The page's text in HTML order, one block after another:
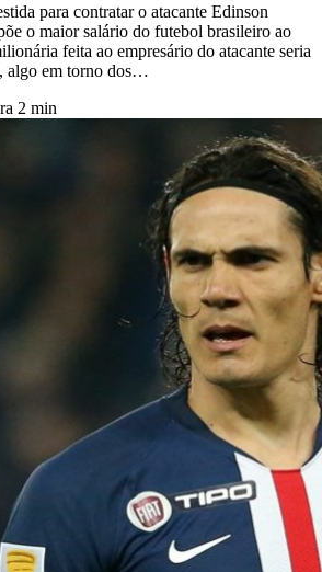
para contratar o atacante Edinson
o maior salário do futebol brasileiro ao
feita ao empresário do atacante seria
algo em torno dos…
2 min